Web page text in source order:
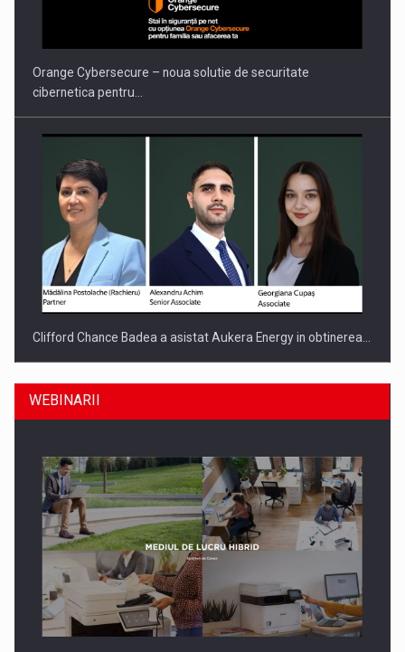
Orange Cybersecure – noua solutie de securitate
cibernetica pentru…
Clifford Chance Badea a asistat Aukera Energy in obtinerea…
SAPTE PERSONALITATI DIN MEDIUL DE AFACERI, ACADEMIC
SI INSTITUTIONAL…
WEBINARII